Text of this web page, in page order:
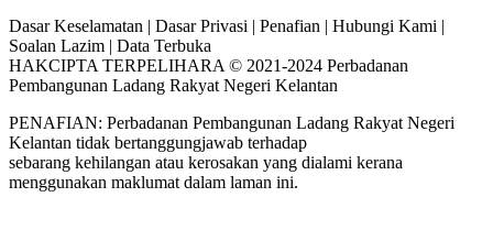
Dasar Keselamatan | Dasar Privasi | Penafian | Hubungi Kami |
Soalan Lazim | Data Terbuka
HAKCIPTA TERPELIHARA © 2021-2024 Perbadanan
Pembangunan Ladang Rakyat Negeri Kelantan
PENAFIAN: Perbadanan Pembangunan Ladang Rakyat Negeri
Kelantan tidak bertanggungjawab terhadap
sebarang kehilangan atau kerosakan yang dialami kerana
menggunakan maklumat dalam laman ini.